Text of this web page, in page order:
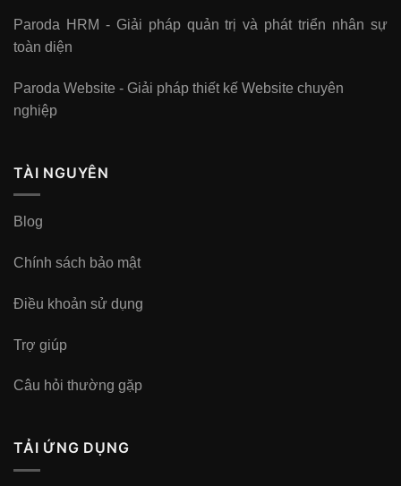
Paroda HRM - Giải pháp quản trị và phát triển nhân sự
toàn diện
Paroda Website - Giải pháp thiết kế Website chuyên
nghiệp
TÀI NGUYÊN
Blog
Chính sách bảo mật
Điều khoản sử dụng
Trợ giúp
Câu hỏi thường gặp
TẢI ỨNG DỤNG